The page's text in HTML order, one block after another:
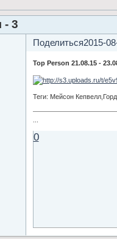
- 3
Поделиться2015-
Top Person 21.08.15 -
Теги: Мейсон
0